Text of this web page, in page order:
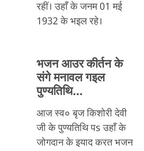
रहीं। उहाँ के जनम 01 मई
1932 के भइल रहे।
भजन आउर कीर्तन के
संगे मनावल गइल
पुण्यतिथि…
आज स्व० बृज किशोरी देवी
जी के पुण्यतिथि पs उहाँ के
जोगदान के इयाद करत भजन